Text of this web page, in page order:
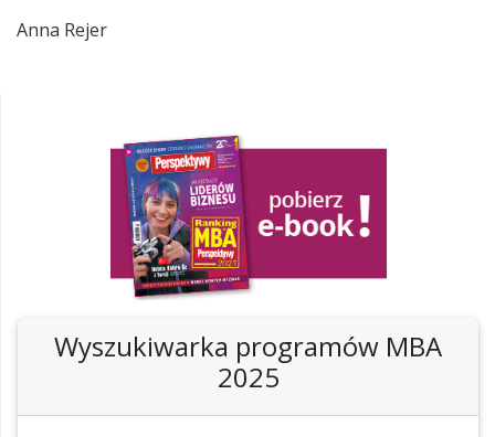
Anna Rejer
Wyszukiwarka programów MBA
2025